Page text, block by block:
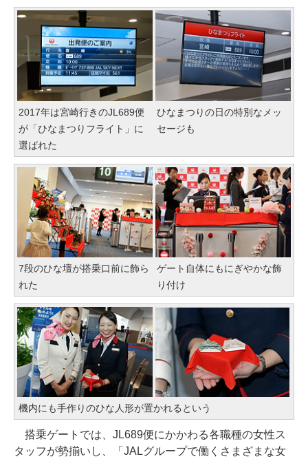
2017年は宮崎行きのJL689便
が「ひなまつりフライト」に
選ばれた
ひなまつりの日の特別なメッ
セージも
7段のひな壇が搭乗口前に飾ら
れた
ゲート自体にもにぎやかな飾
り付け
機内にも手作りのひな人形が置かれるという
搭乗ゲートでは、JL689便にかかわる各職種の女性ス
タッフが勢揃いし、「JALグループで働くさまざまな女